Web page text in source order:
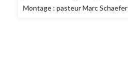
Montage : pasteur Marc Schaefer